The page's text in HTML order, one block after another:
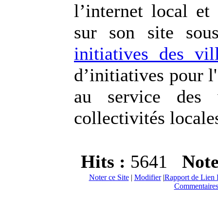
l’internet local et
sur son site
initiatives des
d’initiatives pour
au service
collectivités
Hits : 5641
Noter ce Site| Modifier|Rapport de Lien